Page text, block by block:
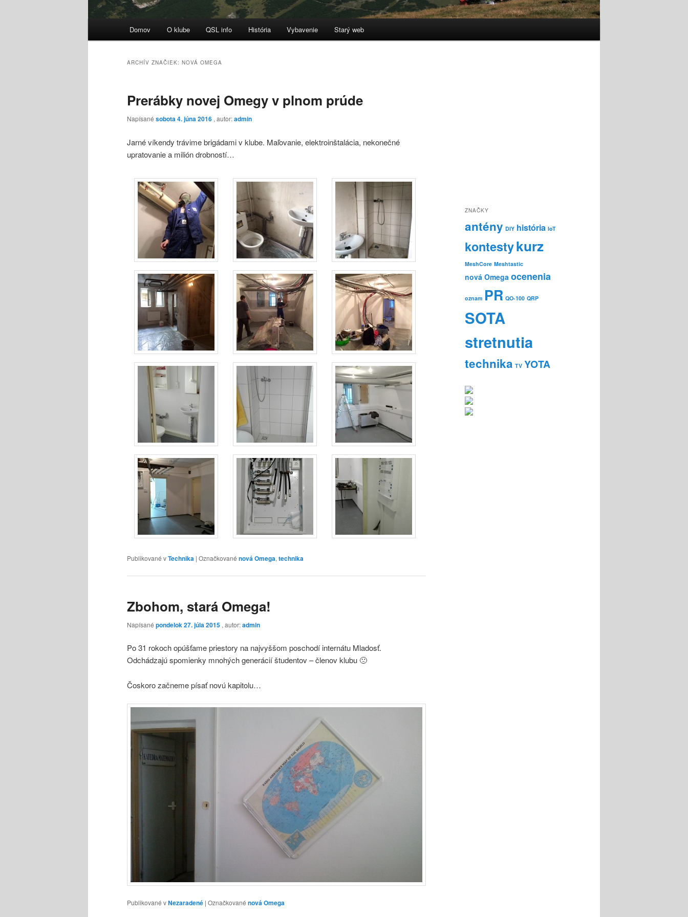
Domov O klube QSL info História Vybavenie Starý web
ARCHÍV ZNAČIEK: NOVÁ OMEGA
Prerábky novej Omegy v plnom prúde
Napísané sobota 4. júna 2016 , autor:admin
Jarné víkendy trávime brigádami v klube. Maľovanie, elektroinštalácia, nekonečné
upratovanie a milión drobností…
Publikované vTechnika | Označkované nová Omega, technika
Zbohom, stará Omega!
Napísané pondelok 27. júla 2015 , autor:admin
Po 31 rokoch opúšťame priestory na najvyššom poschodí internátu Mladosť.
Odchádzajú spomienky mnohých generácií študentov – členov klubu 🙁
Čoskoro začneme písať novú kapitolu…
Publikované vNezaradené | Označkované nová Omega
ZNAČKY
antény DIY história IoT
kontestykurz
MeshCore Meshtastic
nová Omega ocenenia
oznam PR QO-100 QRP
SOTA
stretnutia
technika TV YOTA